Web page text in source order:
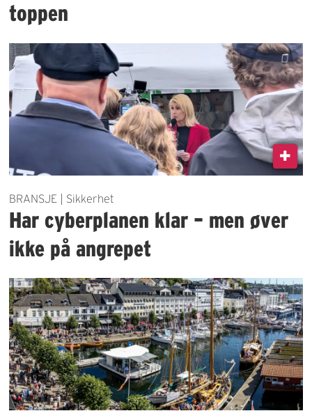
toppen
BRANSJE | Sikkerhet
Har cyberplanen klar – men øver
ikke på angrepet